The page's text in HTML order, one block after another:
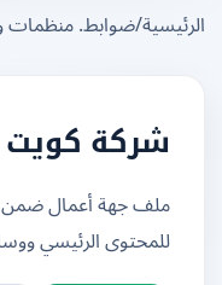
/ضوابط. منظمات و
شركة كويت
ملف جهة أعمال ضمن
للمحتوى الرئيسي ووسائل